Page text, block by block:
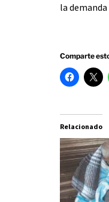
la
Comparte
Relacionado